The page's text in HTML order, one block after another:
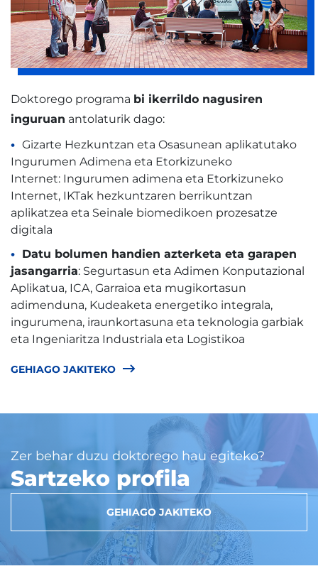
Doktorego programa bi ikerrildo nagusiren
inguruan antolaturik dago:
Gizarte Hezkuntzan eta Osasunean aplikatutako
Ingurumen Adimena eta Etorkizuneko
Internet: Ingurumen adimena eta Etorkizuneko
Internet, IKTak hezkuntzaren berrikuntzan
aplikatzea eta Seinale biomedikoen prozesatze
digitala
Datu bolumen handien azterketa eta garapen
jasangarria: Segurtasun eta Adimen Konputazional
Aplikatua, ICA, Garraioa eta mugikortasun
adimenduna, Kudeaketa energetiko integrala,
ingurumena, iraunkortasuna eta teknologia garbiak
eta Ingeniaritza Industriala eta Logistikoa
GEHIAGO JAKITEKO
Zer behar duzu doktorego hau egiteko?
Sartzeko profila
GEHIAGO JAKITEKO